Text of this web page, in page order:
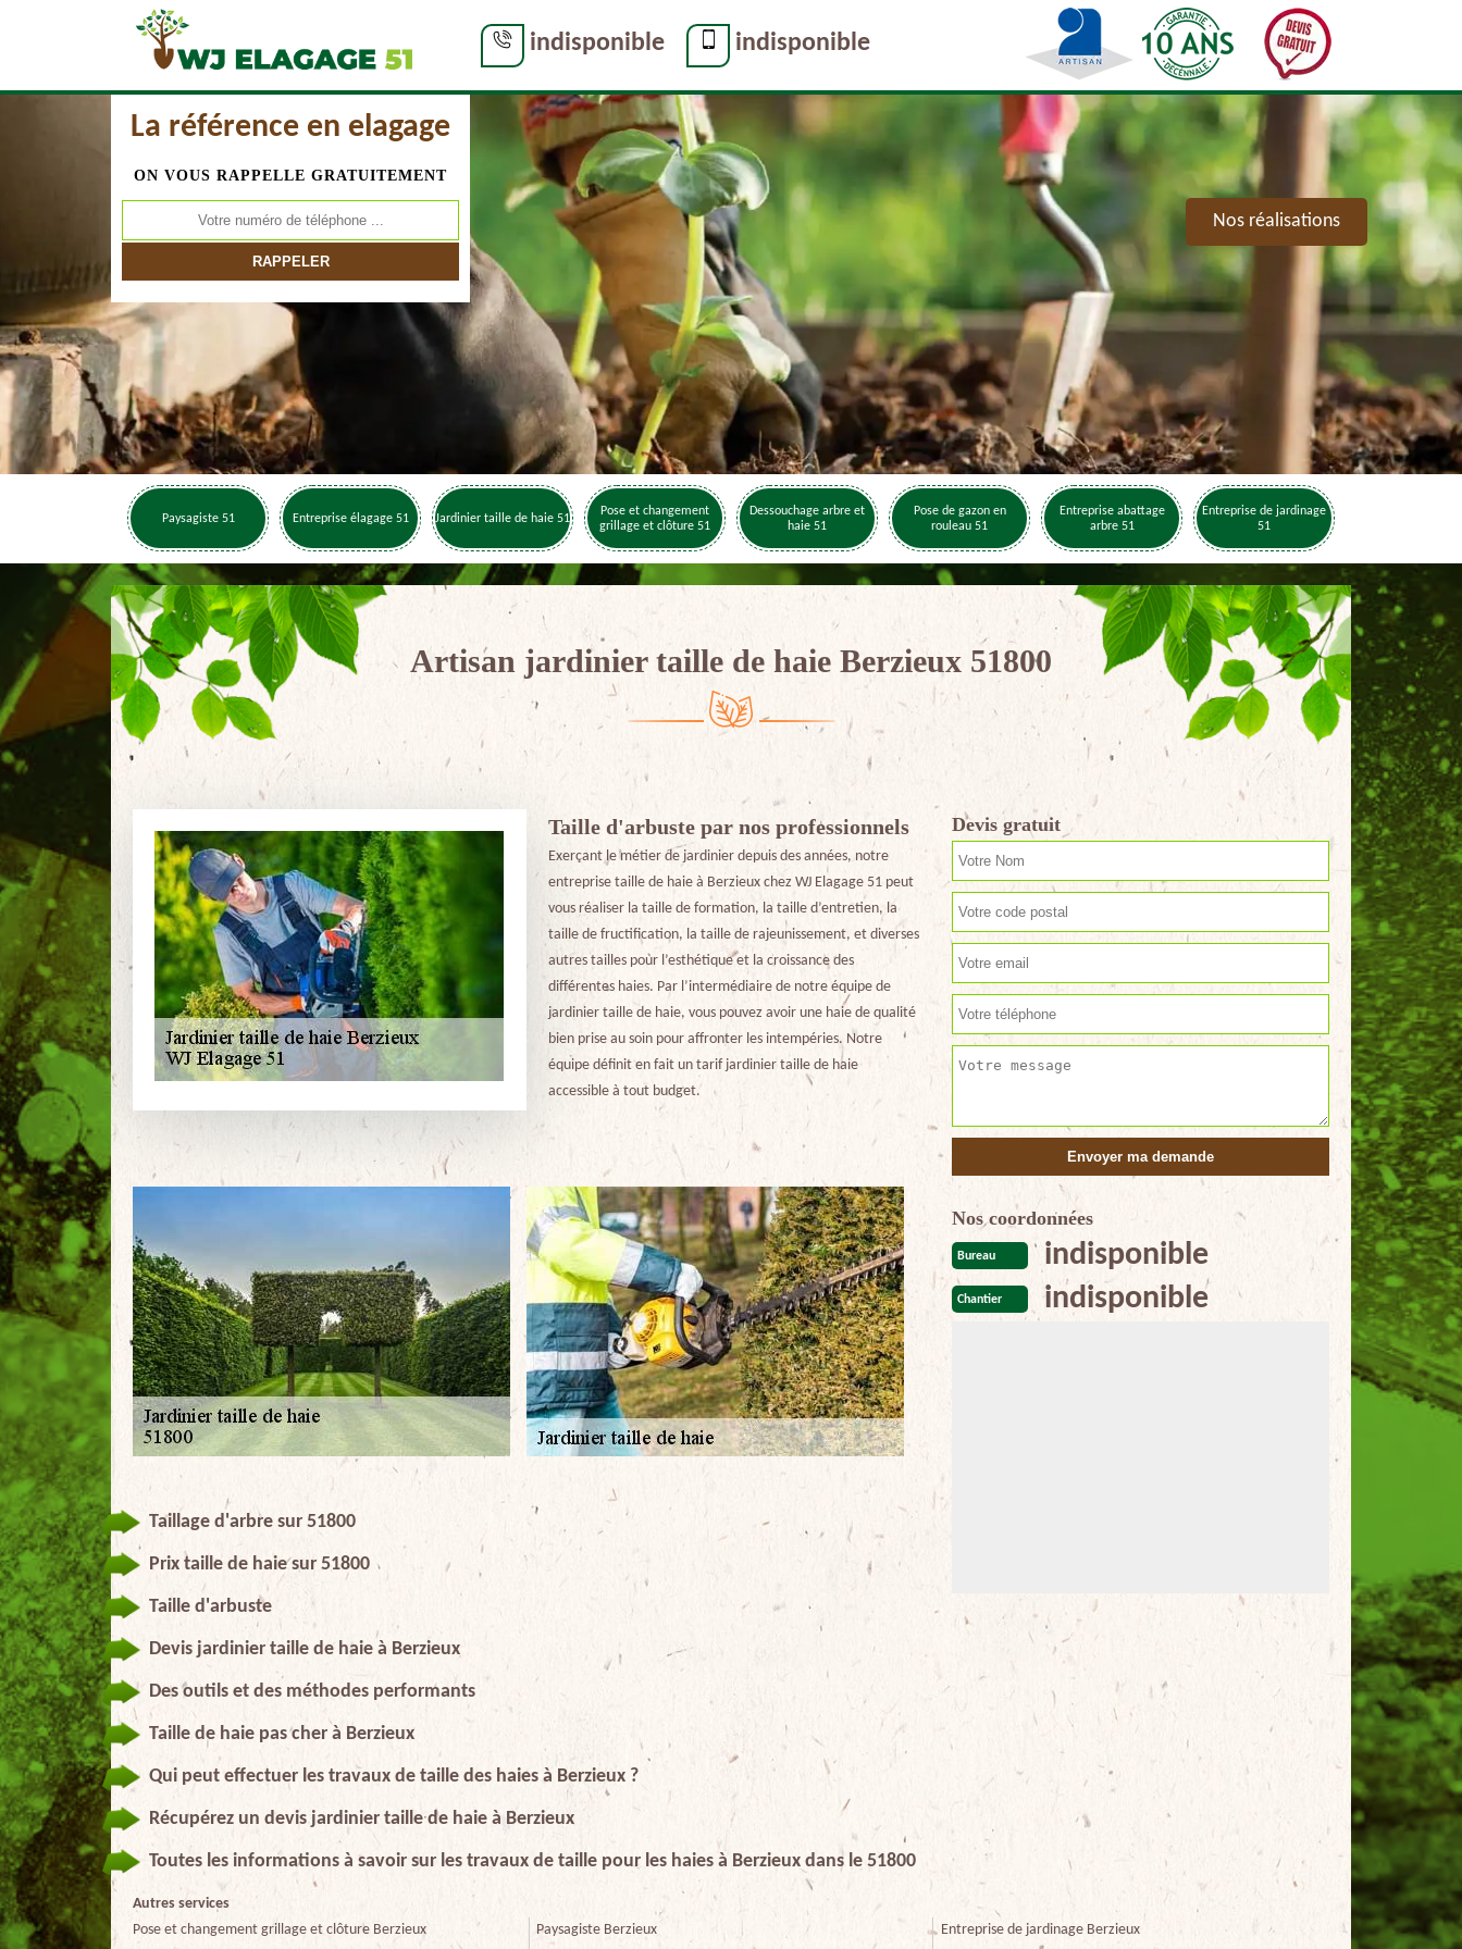
indisponible indisponible
La référence en elagage
ON VOUS RAPPELLE GRATUITEMENT
Nos réalisations
Paysagiste 51 Entreprise élagage 51 Jardinier taille de haie 51
Pose et changement
grillage et clôture 51
Dessouchage arbre et
haie 51
Pose de gazon en
rouleau 51
Entreprise abattage
arbre 51
Entreprise de jardinage
51
Artisan jardinier taille de haie Berzieux 51800
Taille d'arbuste par nos professionnels
Exerçant le métier de jardinier depuis des années, notre
entreprise taille de haie à Berzieux chez WJ Elagage 51 peut
vous réaliser la taille de formation, la taille d’entretien, la
taille de fructification, la taille de rajeunissement, et diverses
autres tailles pour l’esthétique et la croissance des
différentes haies. Par l’intermédiaire de notre équipe de
jardinier taille de haie, vous pouvez avoir une haie de qualité
bien prise au soin pour affronter les intempéries. Notre
équipe définit en fait un tarif jardinier taille de haie
accessible à tout budget.
Taillage d'arbre sur 51800
Prix taille de haie sur 51800
Taille d'arbuste
Devis jardinier taille de haie à Berzieux
Des outils et des méthodes performants
Taille de haie pas cher à Berzieux
Qui peut effectuer les travaux de taille des haies à Berzieux ?
Récupérez un devis jardinier taille de haie à Berzieux
Toutes les informations à savoir sur les travaux de taille pour les haies à Berzieux dans le 51800
Devis gratuit
Nos coordonnées
Bureau indisponible
Chantier indisponible
Autres services
Pose et changement grillage et clôture Berzieux
Paysagiste Berzieux
Entreprise de jardinage Berzieux